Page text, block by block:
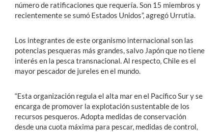
número de ratificaciones que requería. Son 15 miembros y
recientemente se sumó Estados Unidos”, agregó Urrutia.
Los integrantes de este organismo internacional son las
potencias pesqueras más grandes, salvo Japón que no tiene
interés en la pesca transnacional. Al respecto, Chile es el
mayor pescador de jureles en el mundo.
“Esta organización regula el alta mar en el Pacífico Sur y se
encarga de promover la explotación sustentable de los
recursos pesqueros. Adopta medidas de conservación
desde una cuota máxima para pescar, medidas de control,